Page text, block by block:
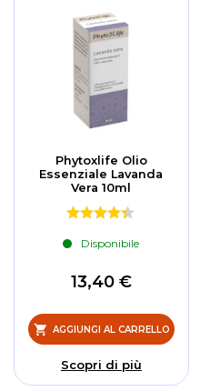
Phytoxlife Olio
Essenziale Lavanda
Vera 10ml
Disponibile
13,40 €
AGGIUNGI AL CARRELLO
Scopri di più